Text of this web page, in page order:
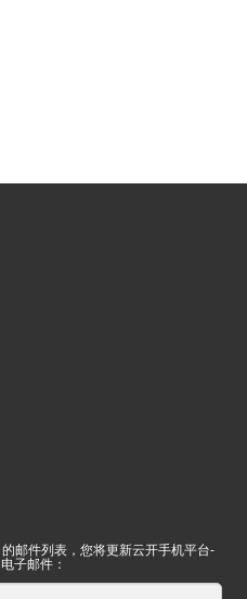
邮件列表，您将更新云开手机平台-
子邮件：